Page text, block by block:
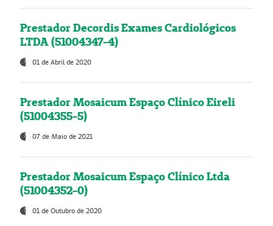
Prestador Decordis Exames Cardiológicos
LTDA (51004347-4)
01 de Abril de 2020
Prestador Mosaicum Espaço Clínico Eireli
(51004355-5)
07 de Maio de 2021
Prestador Mosaicum Espaço Clínico Ltda
(51004352-0)
01 de Outubro de 2020